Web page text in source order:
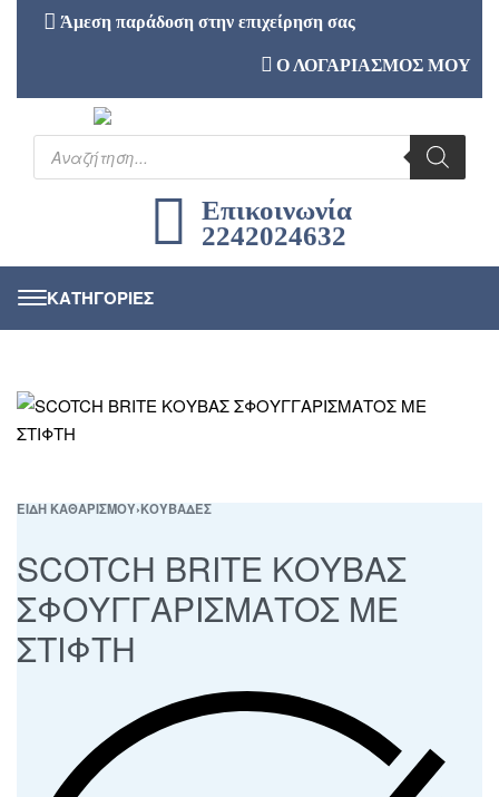
Άμεση παράδοση στην επιχείρηση σας
Ο ΛΟΓΑΡΙΑΣΜΟΣ ΜΟΥ
Επικοινωνία
2242024632
ΕΙΔΗ ΚΑΘΑΡΙΣΜΟΥ›ΚΟΥΒΑΔΕΣ
SCOTCH BRITE ΚΟΥΒΑΣ
ΣΦΟΥΓΓΑΡΙΣΜΑΤΟΣ ΜΕ
ΣΤΙΦΤΗ